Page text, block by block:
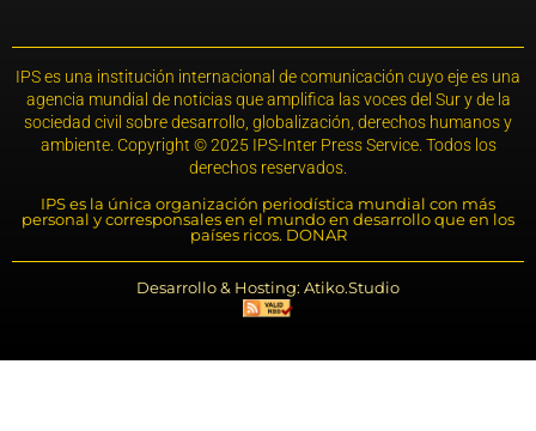
IPS es una institución internacional de comunicación cuyo eje es una
agencia mundial de noticias que amplifica las voces del Sur y de la
sociedad civil sobre desarrollo, globalización, derechos humanos y
ambiente. Copyright © 2025 IPS-Inter Press Service. Todos los
derechos reservados.
IPS es la única organización periodística mundial con más
personal y corresponsales en el mundo en desarrollo que en los
países ricos. DONAR
Desarrollo & Hosting: Atiko.Studio